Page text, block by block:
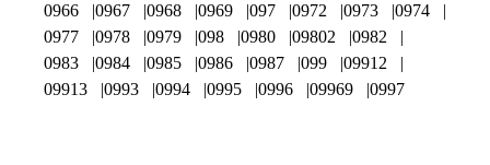
0966
0967 0968 0969 097 0972 0973
0974
0977
0978 0979 098 0980 09802
0982
0983
0984 0985 0986 0987 099
09912
09913
0993 0994 0995 0996 09969 0997